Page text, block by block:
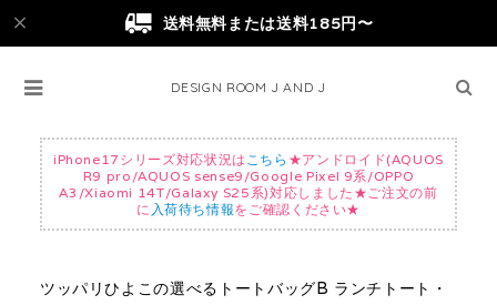
送料無料または送料185円〜
DESIGN ROOM J AND J
iPhone17シリーズ対応状況は こちら ★アンドロイド(AQUOS
R9 pro/AQUOS sense9/Google Pixel 9系/OPPO
A3/Xiaomi 14T/Galaxy S25系)対応しました★ご注文の前
に 入荷待ち情報をご確認ください★
ツッパリひよこの選べるトートバッグB ランチトート・